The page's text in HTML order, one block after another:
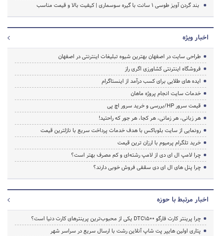
بند گردن آویز طوسی ۱ سانت با گیره سوسماری | کیفیت بالا و قیمت مناسب
اخبار ویژه
طراحی سایت در اصفهان بهترین شیوه تبلیغات اینترنتی در اصفهان
فروشگاه اینترنتی کشاورزی اگری راز
ایده های طلایی برای کسب درآمد از اینستاگرام
خدمات سایت انجام پروژه ماهان
قیمت سرور HP/بررسی و خرید سرور اچ پی
هر زبانی، هر زمانی، هر کجا، هر جور که راحتید!
رونمایی از سایت بلوباکس با هدف خدمات پرداخت سریع با نازلترین قیمت
خرید تلگرام پرمیوم با ارزان ترین قیمت
چرا لامپ ال ای دی از لامپ رشته‌ای و کم مصرف بهتر است؟
چرا پنل های ال ای دی سقفی فروش خوبی دارند؟
اخبار مرتبط با حوزه
چرا پرینتر کارت فارگو DTC1500 یکی از محبوب‌ترین پرینترهای کارت دنیا است؟
پتاری اولین هایپر پت شاپ آنلاین رشت با ارسال سریع در سراسر شهر